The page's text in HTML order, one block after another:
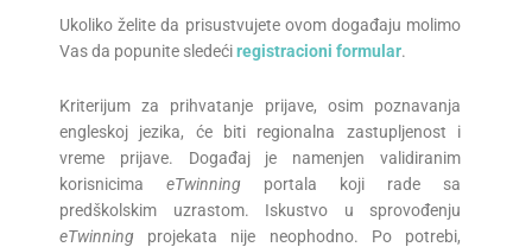
Ukoliko želite da prisustvujete ovom događaju molimo
Vas da popunite sledećiregistracioni formular.
Kriterijum za prihvatanje prijave, osim poznavanja
engleskoj jezika, će biti regionalna zastupljenost i
vreme prijave. Događaj je namenjen validiranim
korisnicima eTwinning portala koji rade sa
predškolskim uzrastom. Iskustvo u sprovođenju
eTwinning projekata nije neophodno. Po potrebi,